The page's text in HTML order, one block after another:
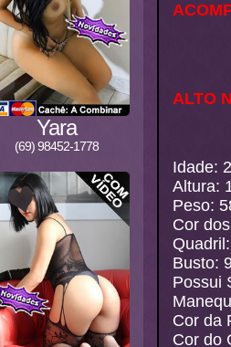
Yara
(69) 98452-1778
ALTO
Idade:
Altura:
Peso:
Cor
Busto:
Possui
Cor da
Cor do